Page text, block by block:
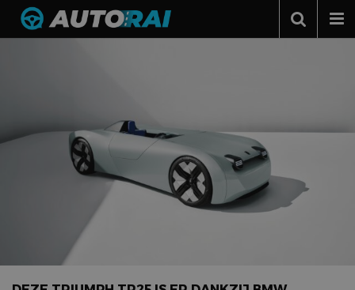
Automerken
Adverteren
MotorRAI.nl